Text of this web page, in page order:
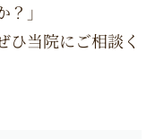
」
ひ当院にご相談く